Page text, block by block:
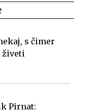
s čimer
živeti
Pirnat: